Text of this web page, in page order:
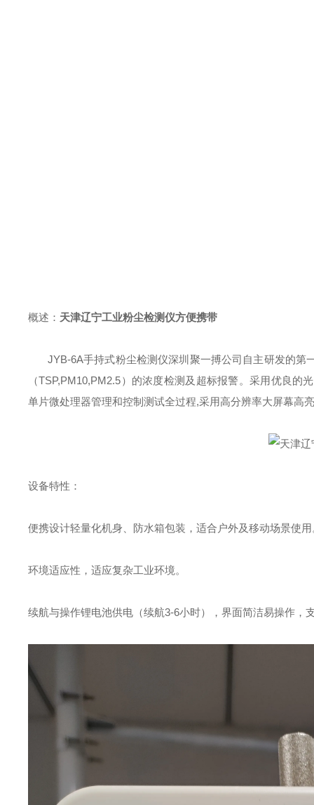
概述： 天津辽宁工业粉尘检测仪方便携带
JYB-6A手持式粉尘检测仪深圳聚一搏公司自主研发的第
（TSP,PM10,PM2.5）的浓度检测及超标报警。采用优良的
单片微处理器管理和控制测试全过程,采用高分辨率大屏幕高
设备特性：
便携设计‌轻量化机身、防水箱包装，适合户外及移动场景使用‌
‌环境适应性‌，适应复杂工业环境‌。
‌续航与操作‌锂电池供电（续航3-6小时），界面简洁易操作，